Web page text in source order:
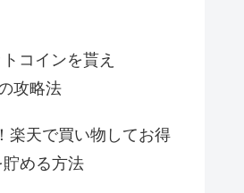
コインを貰え
攻略法
楽天で買い物してお得
める方法